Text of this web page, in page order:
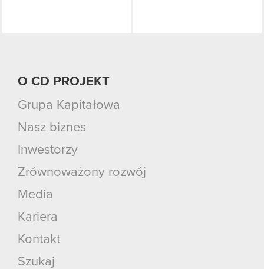
O CD PROJEKT
Grupa Kapitałowa
Nasz biznes
Inwestorzy
Zrównoważony rozwój
Media
Kariera
Kontakt
Szukaj